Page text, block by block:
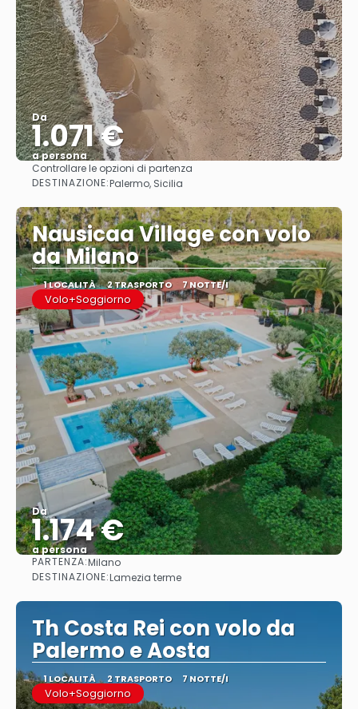
Da
1.071 €
a persona
Vedere
Controllare le opzioni di partenza
DESTINAZIONE:Palermo, Sicilia
Nausicaa Village con volo
da Milano
1 LOCALITÀ 2 TRASPORTO 7 NOTTE/I
Volo+Soggiorno
Da
1.174 €
a persona
PARTENZA:Milano
DESTINAZIONE:Lamezia terme
Th Costa Rei con volo da
Palermo e Aosta
1 LOCALITÀ 2 TRASPORTO 7 NOTTE/I
Volo+Soggiorno